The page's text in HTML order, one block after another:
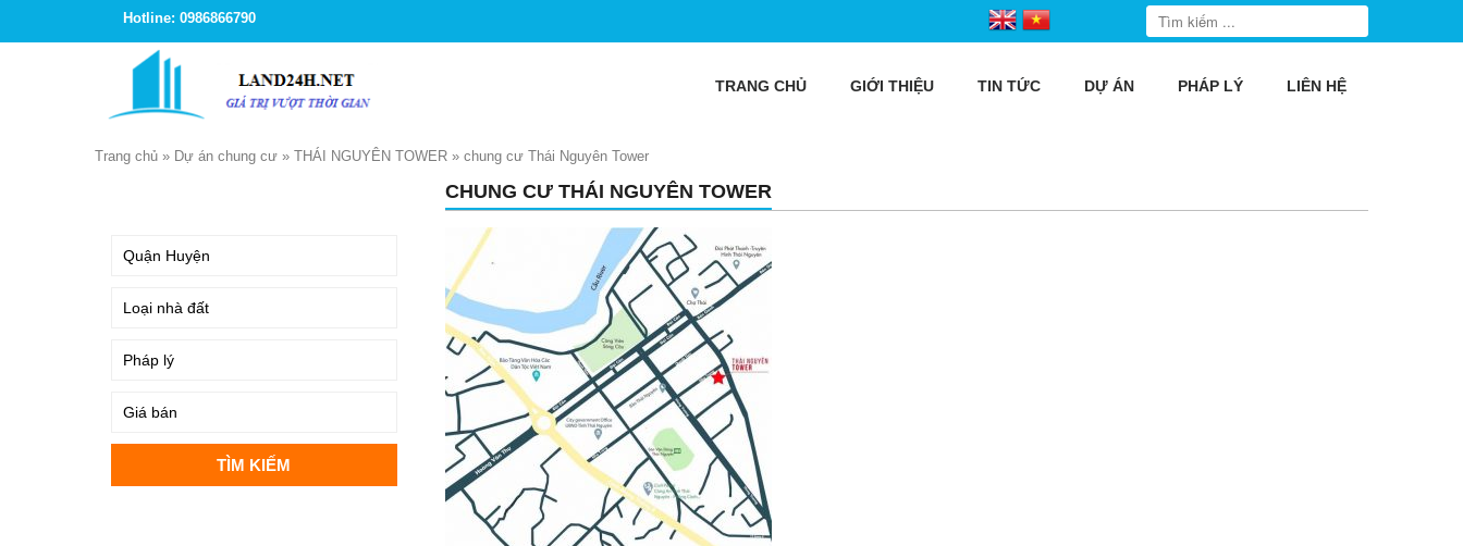
Hotline: 0986866790
TRANG CHỦ GIỚI THIỆU TIN TỨC DỰ ÁN PHÁP LÝ LIÊN HỆ
Trang chủ » Dự án chung cư » THÁI NGUYÊN TOWER » chung cư Thái Nguyên Tower
CHUNG CƯ THÁI NGUYÊN TOWER